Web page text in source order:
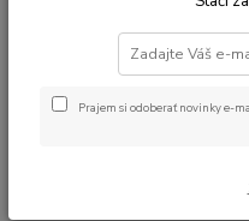
Prajem si odoberať novinky e-